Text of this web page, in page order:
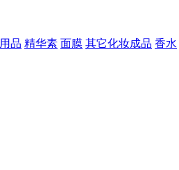
品 精华素 面膜 其它化妆成品 香水